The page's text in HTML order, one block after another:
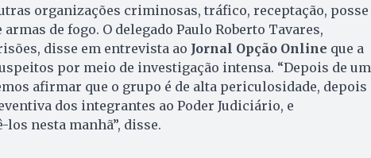
organizações criminosas, tráfico, receptação, posse
de fogo. O delegado Paulo Roberto Tavares,
disse em entrevista ao Jornal Opção Online que a
por meio de investigação intensa. “Depois de um
afirmar que o grupo é de alta periculosidade, depois
dos integrantes ao Poder Judiciário, e
nesta manhã”, disse.